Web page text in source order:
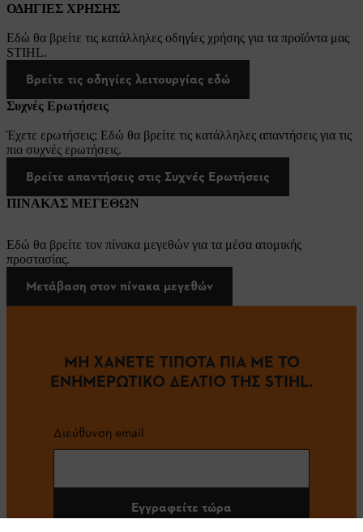
ΟΔΗΓΙΕΣ ΧΡΗΣΗΣ
Εδώ θα βρείτε τις κατάλληλες οδηγίες χρήσης για τα προϊόντα μας
STIHL.
Βρείτε τις οδηγίες λειτουργίας εδώ
Συχνές Ερωτήσεις
Έχετε ερωτήσεις; Εδώ θα βρείτε τις κατάλληλες απαντήσεις για τις
πιο συχνές ερωτήσεις.
Βρείτε απαντήσεις στις Συχνές Ερωτήσεις
ΠΙΝΑΚΑΣ ΜΕΓΕΘΩΝ
Εδώ θα βρείτε τον πίνακα μεγεθών για τα μέσα ατομικής
προστασίας.
Μετάβαση στον πίνακα μεγεθών
ΜΗ ΧΑΝΕΤΕ ΤΙΠΟΤΑ ΠΙΑ ΜΕ ΤΟ
ΕΝΗΜΕΡΩΤΙΚΟ ΔΕΛΤΙΟ ΤΗΣ STIHL.
Διεύθυνση email
Εγγραφείτε τώρα